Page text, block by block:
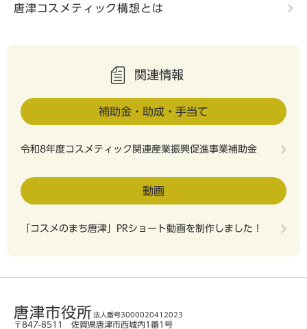
唐津コスメティック構想とは
関連情報
補助金・助成・手当て
令和8年度コスメティック関連産業振興促進事業補助金
動画
「コスメのまち唐津」PRショート動画を制作しました！
唐津市役所 法人番号3000020412023
〒847-8511 佐賀県唐津市西城内1番1号